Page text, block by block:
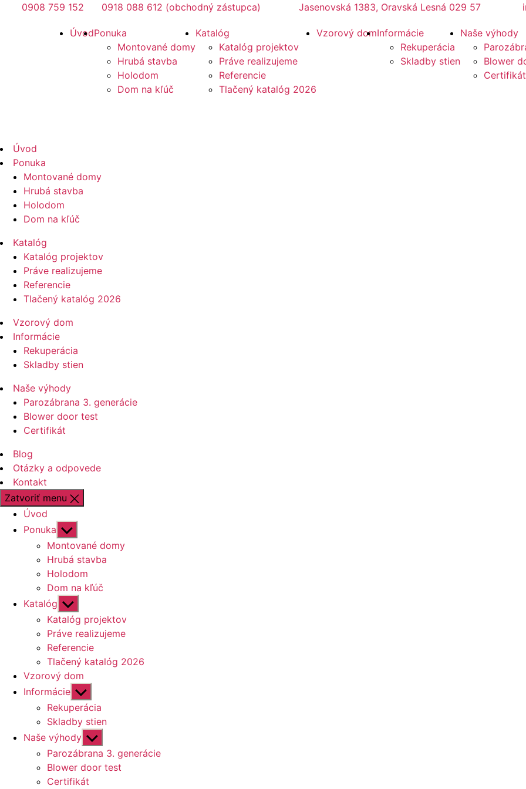
Preskočiť0908 759 152 0918 088 612 (obchodný zástupca) Jasenovská 1383, Oravská Lesná 029 57
Mirano
ÚvodPonuka
Montované domy
Hrubá stavba
Holodom
Dom na kľúč
Katalóg
Katalóg projektov
Práve realizujeme
Referencie
Tlačený katalóg 2026
Vzorový domInformácie
Rekuperácia
Skladby stien
Naše výhody
Blower
Certifikát
Úvod
Ponuka
Montované domy
Hrubá stavba
Holodom
Dom na kľúč
Katalóg
Katalóg projektov
Práve realizujeme
Referencie
Tlačený katalóg 2026
Vzorový dom
Informácie
Rekuperácia
Skladby stien
Naše výhody
Parozábrana 3. generácie
Blower door test
Certifikát
Blog
Otázky a odpovede
Kontakt
Zatvoriť menu
Úvod
Ponuka Zobraziť
druhú
úroveň
navigácie
Montované domy
Hrubá stavba
Holodom
Dom na kľúč
Katalóg Zobraziť
druhú
úroveň
navigácie
Katalóg projektov
Práve realizujeme
Referencie
Tlačený katalóg 2026
Vzorový dom
Informácie Zobraziť
druhú
úroveň
navigácie
Rekuperácia
Skladby stien
Naše výhody Zobraziť
druhú
úroveň
navigácie
Parozábrana 3. generácie
Blower door test
Certifikát